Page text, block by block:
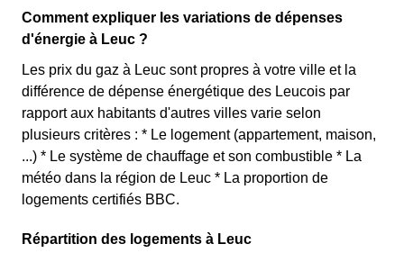
Comment expliquer les variations de dépenses
d'énergie à Leuc ?
Les prix du gaz à Leuc sont propres à votre ville et la
différence de dépense énergétique des Leucois par
rapport aux habitants d'autres villes varie selon
plusieurs critères : * Le logement (appartement, maison,
...) * Le système de chauffage et son combustible * La
météo dans la région de Leuc * La proportion de
logements certifiés BBC.
Répartition des logements à Leuc